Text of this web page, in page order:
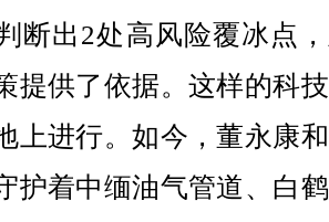
断出2处高风险覆冰点
提供了依据。这样的科
上进行。如今，董永康
护着中缅油气管道、白